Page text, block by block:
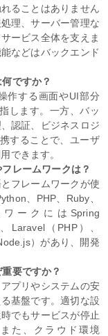
ることはありません
理、サーバー管理な
ービス全体を支えま
などはバックエンド
ですか？
作する画面やUI部分
します。一方、バッ
認証、ビジネスロジ
することで、ユーザ
できます。
レームワークは？
フレームワークが使
、PHP、Ruby、
ークにはSpring
Laravel（PHP）、
）があり、開発
要ですか？
プリやシステムの安
基盤です。適切な設
でもサービスが停止
た、クラウド環境